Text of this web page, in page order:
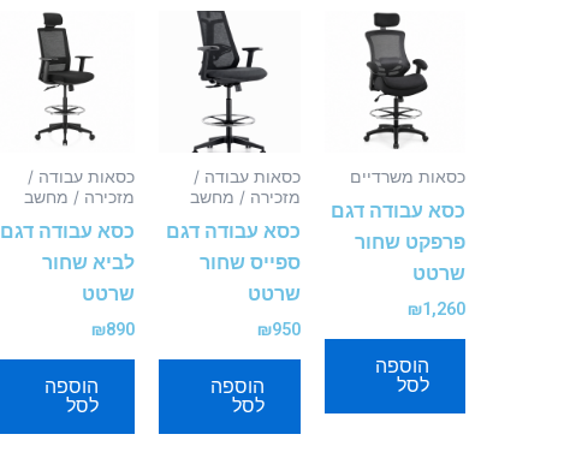
כסאות משרדיים
כסא עבודה דגם
פרפקט שחור
שרטט
₪1,260
הוספה
לסל
כסאות עבודה /
מזכירה / מחשב
כסא עבודה דגם
ספייס שחור
שרטט
₪950
הוספה
לסל
כסאות עבודה /
מזכירה / מחשב
כסא עבודה דגם
לביא שחור
שרטט
₪890
הוספה
לסל